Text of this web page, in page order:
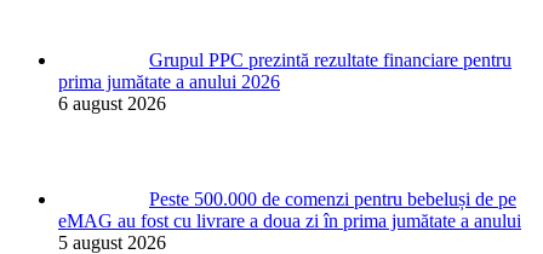
Grupul PPC prezintă rezultate financiare pentru
prima jumătate a anului 2026
6 august 2026
Peste 500.000 de comenzi pentru bebeluși de pe
eMAG au fost cu livrare a doua zi în prima jumătate a anului
5 august 2026